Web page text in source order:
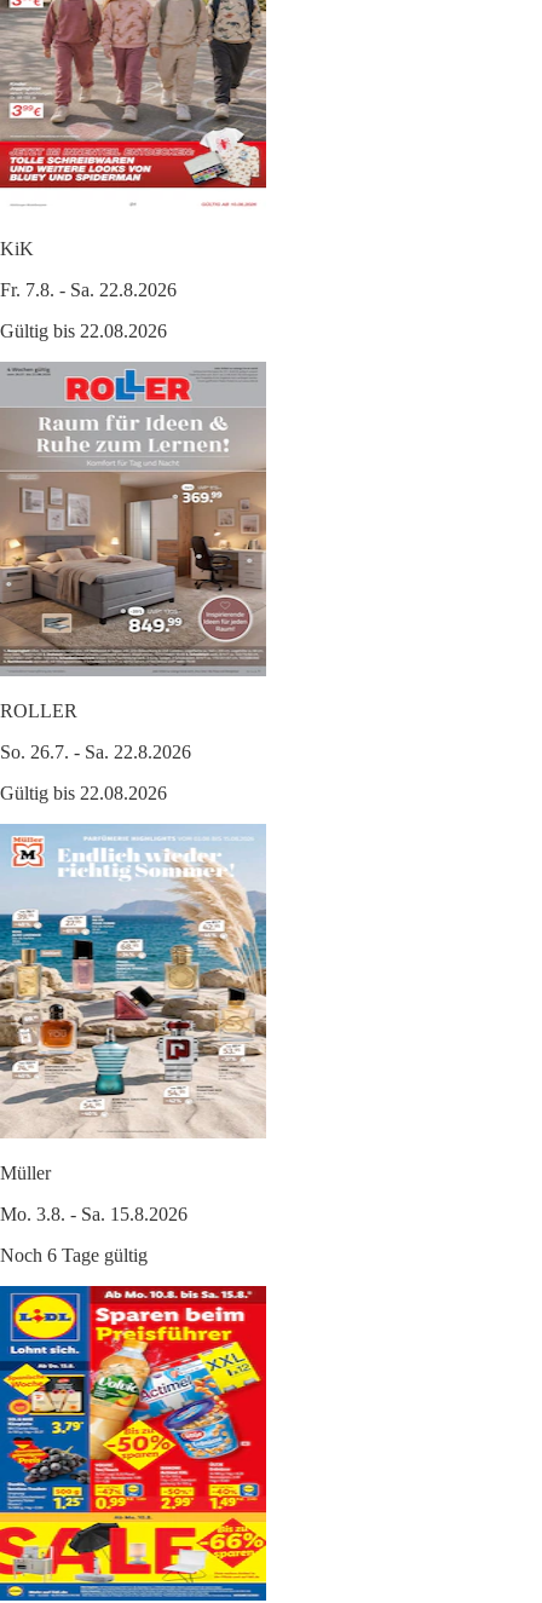
KiK
Fr. 7.8. - Sa. 22.8.2026
Gültig bis 22.08.2026
ROLLER
So. 26.7. - Sa. 22.8.2026
Gültig bis 22.08.2026
Müller
Mo. 3.8. - Sa. 15.8.2026
Noch 6 Tage gültig